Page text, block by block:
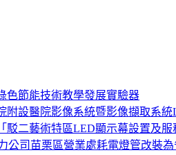
色節能技術教學發展實驗器
附設醫院影像系統暨影像擷取系統
駁二藝術特區LED顯示幕設置及
公司苗栗區營業處耗電燈管改裝